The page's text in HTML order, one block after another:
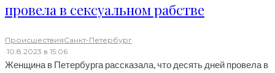
провела в сексуальном рабстве
ПроисшествияСанкт-Петербург
·10.8.2023 в 15:06
Женщина в Петербурга рассказала, что десять дней провела в